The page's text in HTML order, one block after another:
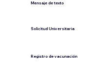
​Mensaje de texto
​Solicitud Universitaria
Registro de vacunación